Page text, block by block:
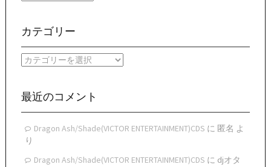
ー
イ
ブ
カテゴリー
カ
リ
最近のコメント
Dragon Ash/Shade(VICTOR ENTERTAINMENT)CDS に 匿名 よ
り
Dragon Ash/Shade(VICTOR ENTERTAINMENT)CDS に djオタ